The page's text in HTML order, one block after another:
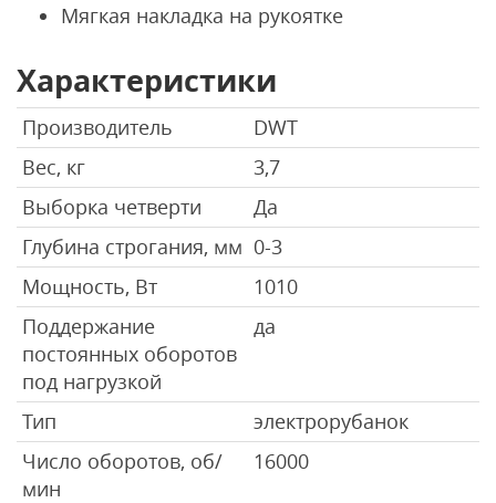
Мягкая накладка на рукоятке
Характеристики
Производитель
DWT
Вес, кг
3,7
Выборка четверти
Да
Глубина строгания, мм 0-3
Мощность, Вт
1010
Поддержание
постоянных оборотов
под нагрузкой
да
Тип
электрорубанок
Число оборотов, об/
мин
16000